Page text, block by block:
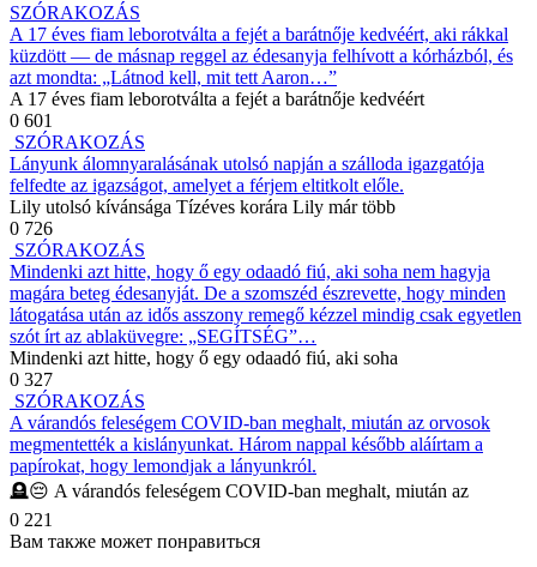
SZÓRAKOZÁS
A 17 éves fiam leborotválta a fejét a barátnője kedvéért, aki rákkal
küzdött — de másnap reggel az édesanyja felhívott a kórházból, és
azt mondta: „Látnod kell, mit tett Aaron…”
A 17 éves fiam leborotválta a fejét a barátnője kedvéért
0 601
SZÓRAKOZÁS
Lányunk álomnyaralásának utolsó napján a szálloda igazgatója
felfedte az igazságot, amelyet a férjem eltitkolt előle.
Lily utolsó kívánsága Tízéves korára Lily már több
0 726
SZÓRAKOZÁS
Mindenki azt hitte, hogy ő egy odaadó fiú, aki soha nem hagyja
magára beteg édesanyját. De a szomszéd észrevette, hogy minden
látogatása után az idős asszony remegő kézzel mindig csak egyetlen
szót írt az ablaküvegre: „SEGÍTSÉG”…
Mindenki azt hitte, hogy ő egy odaadó fiú, aki soha
0 327
SZÓRAKOZÁS
A várandós feleségem COVID-ban meghalt, miután az orvosok
megmentették a kislányunkat. Három nappal később aláírtam a
papírokat, hogy lemondjak a lányunkról.
🪦😔 A várandós feleségem COVID-ban meghalt, miután az
0 221
Вам также может понравиться